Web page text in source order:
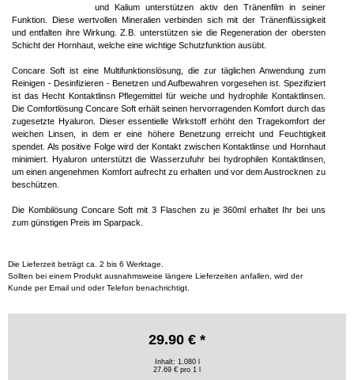
und Kalium unterstützen aktiv den Tränenfilm in seiner
Funktion. Diese wertvollen Mineralien verbinden sich mit der Tränenflüssigkeit
und entfalten ihre Wirkung. Z.B. unterstützen sie die Regeneration der obersten
Schicht der Hornhaut, welche eine wichtige Schutzfunktion ausübt.
Concare Soft ist eine Multifunktionslösung, die zur täglichen Anwendung zum
Reinigen - Desinfizieren - Benetzen und Aufbewahren vorgesehen ist. Spezifiziert
ist das Hecht Kontaktlinsn Pflegemittel für weiche und hydrophile Kontaktlinsen.
Die Comfortlösung Concare Soft erhält seinen hervorragenden Komfort durch das
zugesetzte Hyaluron. Dieser essentielle Wirkstoff erhöht den Tragekomfort der
weichen Linsen, in dem er eine höhere Benetzung erreicht und Feuchtigkeit
spendet. Als positive Folge wird der Kontakt zwischen Kontaktlinse und Hornhaut
minimiert. Hyaluron unterstützt die Wasserzufuhr bei hydrophilen Kontaktlinsen,
um einen angenehmen Komfort aufrecht zu erhalten und vor dem Austrocknen zu
beschützen.
Die Kombilösung Concare Soft mit 3 Flaschen zu je 360ml erhaltet Ihr bei uns
zum günstigen Preis im Sparpack.
Die Lieferzeit beträgt ca. 2 bis 6 Werktage.
Sollten bei einem Produkt ausnahmsweise längere Lieferzeiten anfallen, wird der
Kunde per Email und oder Telefon benachrichtigt.
29.90 € *
Inhalt: 1.080 l
27.69 € pro 1 l